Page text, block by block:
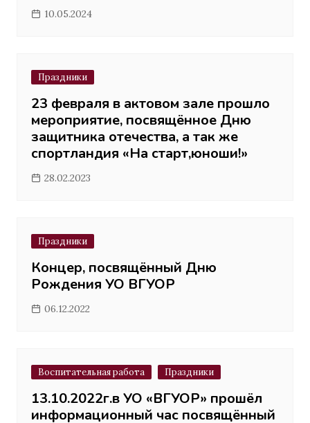
10.05.2024
Праздники
23 февраля в актовом зале прошло
мероприятие, посвящённое Дню
защитника отечества, а так же
спортландия «На старт,юноши!»
28.02.2023
Праздники
Концер, посвящённый Дню
Рождения УО ВГУОР
06.12.2022
Воспитательная работа Праздники
13.10.2022г.в УО «ВГУОР» прошёл
информационный час посвящённый